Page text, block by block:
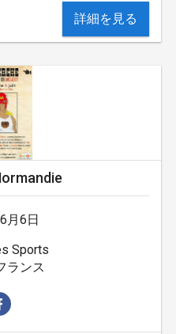
詳細を見る
月6日
Sports
ランス